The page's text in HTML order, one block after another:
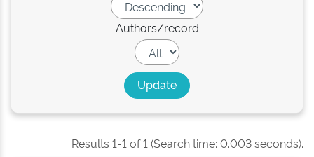
Authors/record
Results 1-1 of 1 (Search time: 0.003 seconds).